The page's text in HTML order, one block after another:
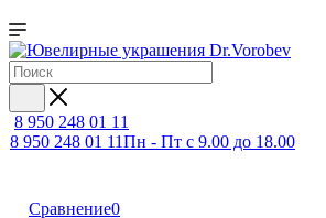
8 950 248 01 11
8 950 248 01 11Пн - Пт с 9.00 до 18.00
Сравнение0